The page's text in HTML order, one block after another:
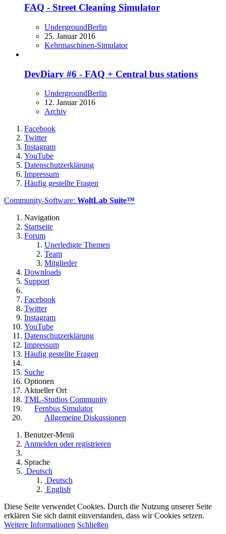
FAQ - Street Cleaning Simulator
UndergroundBerlin
25. Januar 2016
Kehrmaschinen-Simulator
DevDiary #6 - FAQ + Central bus stations
UndergroundBerlin
12. Januar 2016
Archiv
Facebook
Twitter
Instagram
YouTube
Datenschutzerklärung
Impressum
Häufig gestellte Fragen
Community-Software: WoltLab Suite™
Navigation
Startseite
Forum
Unerledigte Themen
Team
Mitglieder
Downloads
Support
Facebook
Twitter
Instagram
YouTube
Datenschutzerklärung
Impressum
Häufig gestellte Fragen
Suche
Optionen
Aktueller Ort
TML-Studios Community
Fernbus Simulator
Allgemeine Diskussionen
Benutzer-Menü
Anmelden oder registrieren
Sprache
Deutsch
Deutsch
English
Diese Seite verwendet Cookies. Durch die Nutzung unserer Seite
erklären Sie sich damit einverstanden, dass wir Cookies setzen.
Weitere Informationen Schließen